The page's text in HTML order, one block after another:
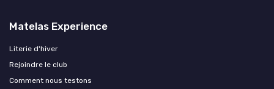
Matelas Experience
Literie d'hiver
Rejoindre le club
Comment nous testons